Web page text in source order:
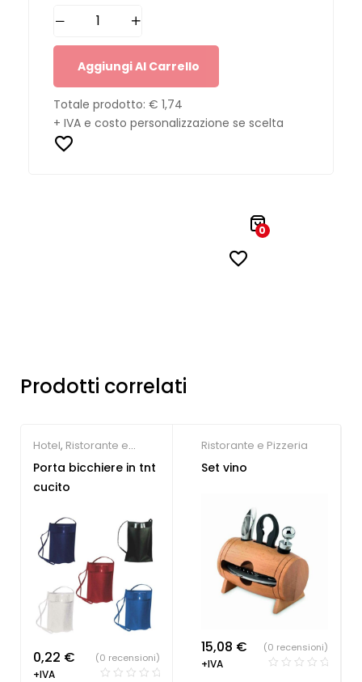
Aggiungi Al Carrello
Totale prodotto: € 1,74
+ IVA e costo personalizzazione se scelta
0
Prodotti correlati
Hotel, Ristorante e
Pizzeria
Porta bicchiere in tnt
cucito
0,22 €
+IVA
(0 recensioni)
Ristorante e Pizzeria
Set vino
15,08 €
+IVA
(0 recensioni)